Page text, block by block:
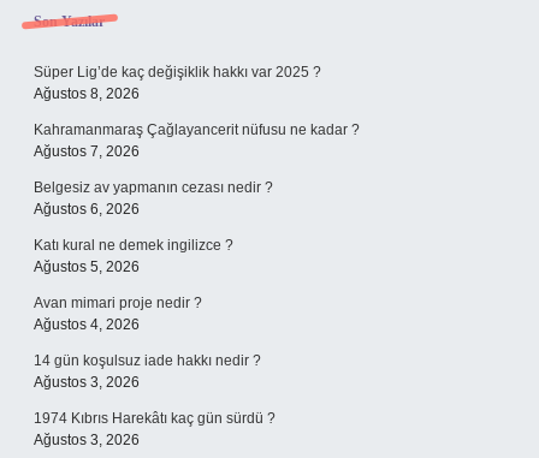
Sidebar
Son Yazılar
Süper Lig’de kaç değişiklik hakkı var 2025 ?
Ağustos 8, 2026
Kahramanmaraş Çağlayancerit nüfusu ne kadar ?
Ağustos 7, 2026
Belgesiz av yapmanın cezası nedir ?
Ağustos 6, 2026
Katı kural ne demek ingilizce ?
Ağustos 5, 2026
Avan mimari proje nedir ?
Ağustos 4, 2026
14 gün koşulsuz iade hakkı nedir ?
Ağustos 3, 2026
1974 Kıbrıs Harekâtı kaç gün sürdü ?
Ağustos 3, 2026